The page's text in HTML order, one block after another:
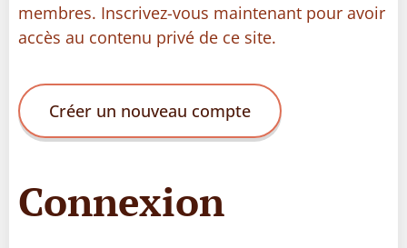
membres. Inscrivez-vous maintenant pour avoir
accès au contenu privé de ce site.
Créer un nouveau compte
Connexion